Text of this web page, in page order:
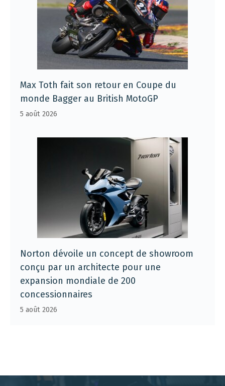
Max Toth fait son retour en Coupe du
monde Bagger au British MotoGP
5 août 2026
Norton dévoile un concept de showroom
conçu par un architecte pour une
expansion mondiale de 200
concessionnaires
5 août 2026